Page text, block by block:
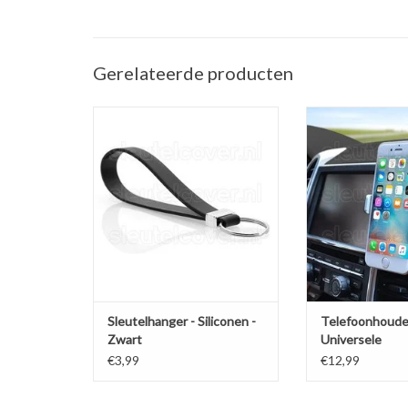
Gerelateerde producten
TOEVOEGEN AAN WINKELWAGEN
Sleutelhanger - Siliconen -
Zwart
€3,99
Telefoonhouder
(Universele
in de
TOEVOEGEN AAN
Universele
ventilatiehouder
€12,99